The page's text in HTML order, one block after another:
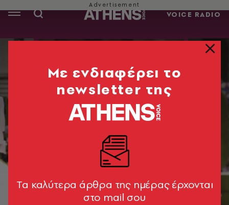
VOICE RADIO
Mε ενδιαφέρει το
newsletter της
Tα καλύτερα άρθρα της ημέρας έρχονται
στο mail σου